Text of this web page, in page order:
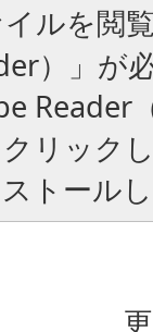
イルを閲
）」が
Reader
リック
トール